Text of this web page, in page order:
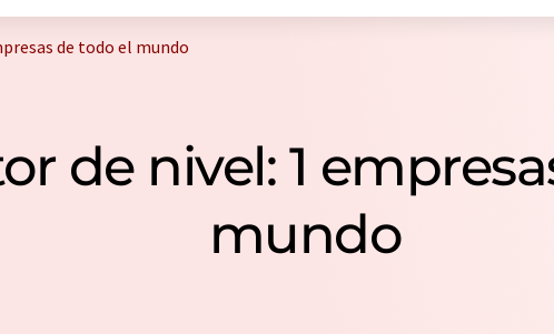
de todo el mundo
de nivel: 1
mundo